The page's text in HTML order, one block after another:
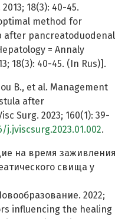
18(3): 40-45.
method for
pancreatoduodenal
= Annaly
18(3): 40-45. (In Rus)].
B., et al. Management
after
Surg. 2023; 160(1): 39-
.
на время заживления
свища у
2022;
influencing the healing